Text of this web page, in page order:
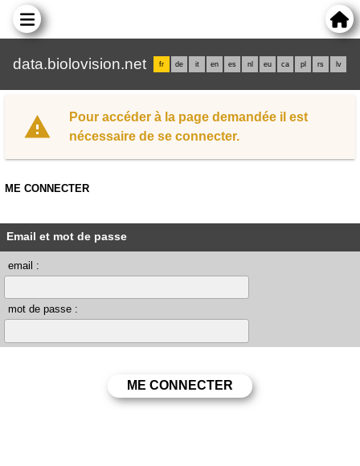
data.biolovision.net fr de it en es nl eu ca pl rs lv
Pour accéder à la page demandée il est
nécessaire de se connecter.
ME CONNECTER
Email et mot de passe
email :
mot de passe :